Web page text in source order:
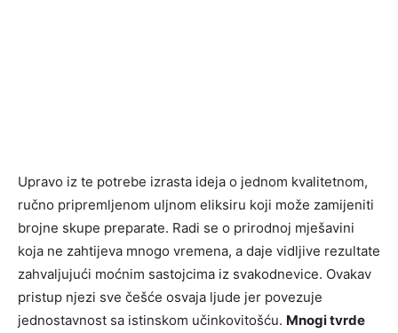
Upravo iz te potre­be izrasta ideja o jednom kvalitetnom,
ručno pripremljenom uljnom eliksiru koji može zamijeniti
brojne skupe preparate. Radi se o prirodnoj mješavini
koja ne zahtijeva mnogo vremena, a daje vidljive rezultate
zahvaljujući moćnim sastojcima iz svakodnevice. Ovakav
pristup njezi sve češće osvajа ljude jer povezuje
jednostavnost sa istinskom učinkovitošću. Mnogi tvrde